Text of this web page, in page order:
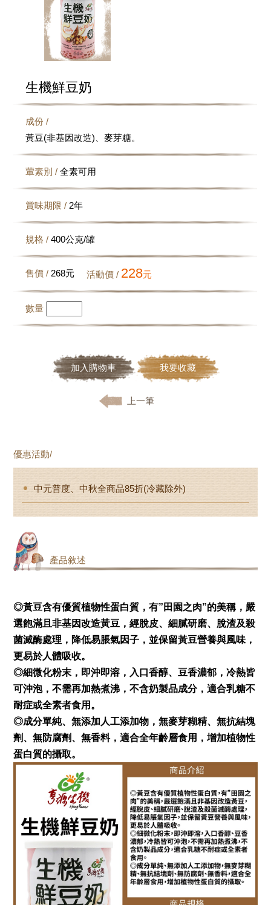
生機鮮豆奶
成份 /
黃豆(非基因改造)、麥芽糖。
葷素別 / 全素可用
賞味期限 / 2年
規格 / 400公克/罐
售價 / 268元 活動價 / 228元
數量
加入購物車 我要收藏
上一筆
優惠活動/
中元普度、中秋全商品85折(冷藏除外)
產品敘述
◎黃豆含有優質植物性蛋白質，有”田園之肉”的美稱，嚴
選飽滿且非基因改造黃豆，經脫皮、細膩研磨、脫渣及殺
菌滅酶處理，降低易脹氣因子，並保留黃豆營養與風味，
更易於人體吸收。
◎細微化粉末，即沖即溶，入口香醇、豆香濃郁，冷熱皆
可沖泡，不需再加熱煮沸，不含奶製品成分，適合乳糖不
耐症或全素者食用。
◎成分單純、無添加人工添加物，無麥芽糊精、無抗結塊
劑、無防腐劑、無香料，適合全年齡層食用，增加植物性
蛋白質的攝取。